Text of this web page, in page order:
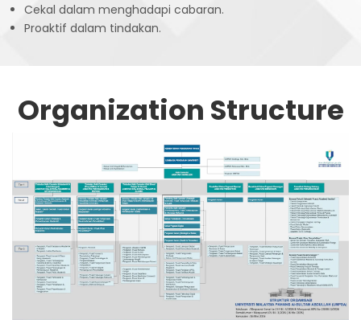
Cekal dalam menghadapi cabaran.
Proaktif dalam tindakan.
Organization Structure